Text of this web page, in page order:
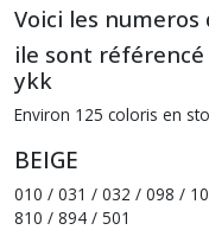
Voici les
ile sont
ykk
Environ 125 coloris en
BEIGE
010 / 031 / 032 / 098 /
810 / 894 / 501